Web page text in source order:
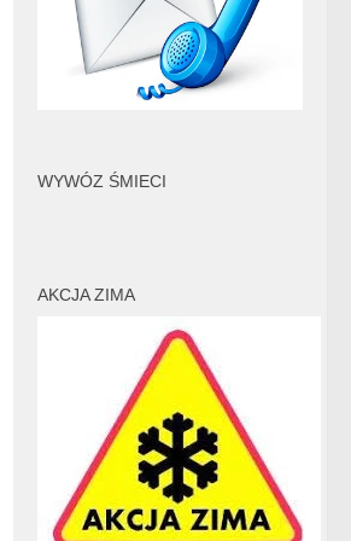
WYWÓZ ŚMIECI
AKCJA ZIMA